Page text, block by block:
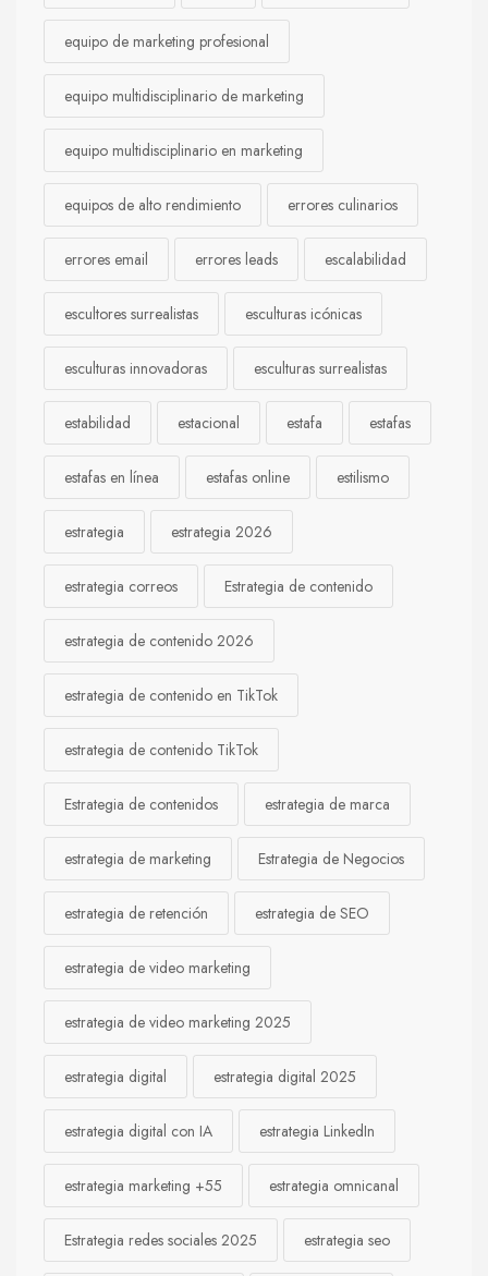
equipo de marketing profesional
equipo multidisciplinario de marketing
equipo multidisciplinario en marketing
equipos de alto rendimiento errores culinarios
errores email errores leads escalabilidad
escultores surrealistas esculturas icónicas
esculturas innovadoras esculturas surrealistas
estabilidad estacional estafa estafas
estafas en línea estafas online estilismo
estrategia estrategia 2026
estrategia correos Estrategia de contenido
estrategia de contenido 2026
estrategia de contenido en TikTok
estrategia de contenido TikTok
Estrategia de contenidos estrategia de marca
estrategia de marketing Estrategia de Negocios
estrategia de retención estrategia de SEO
estrategia de video marketing
estrategia de video marketing 2025
estrategia digital estrategia digital 2025
estrategia digital con IA estrategia LinkedIn
estrategia marketing +55 estrategia omnicanal
Estrategia redes sociales 2025 estrategia seo